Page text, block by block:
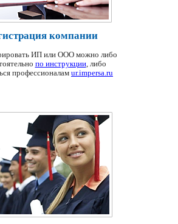
компании
ИП или ООО можно либо
по инструкции, либо
профессионалам ur.impersa.ru